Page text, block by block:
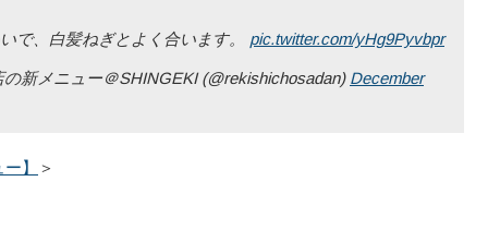
で、白髪ねぎとよく合います。 pic.twitter.com/yHg9Pyvbpr
新メニュー＠SHINGEKI (@rekishichosadan) December
】 ＞